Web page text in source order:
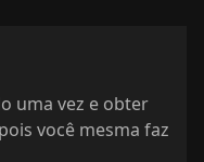
uma vez e obter
você mesma faz